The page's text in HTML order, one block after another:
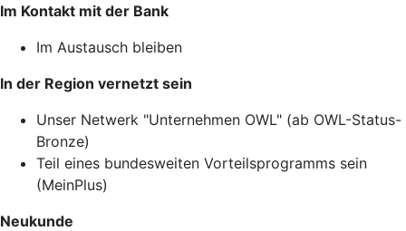
Im Kontakt mit der Bank
Im Austausch bleiben
In der Region vernetzt sein
Unser Netwerk "Unternehmen OWL" (ab OWL-Status-
Bronze)
Teil eines bundesweiten Vorteilsprogramms sein
(MeinPlus)
Neukunde